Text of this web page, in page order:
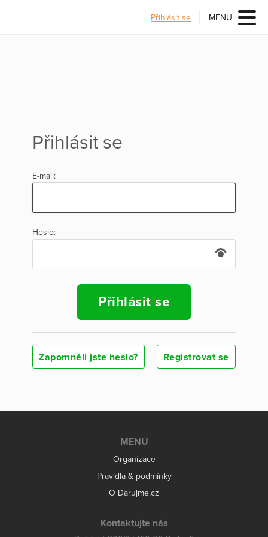
Přihlásit se MENU
Přihlásit se
E-mail:
Heslo:
Přihlásit se
Zapomněli jste heslo? Registrovat se
MENU
Organizace
Pravidla & podmínky
O Darujme.cz
Kontaktujte nás